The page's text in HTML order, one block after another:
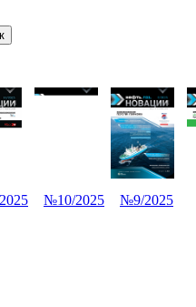
№10/2025 №9/2025